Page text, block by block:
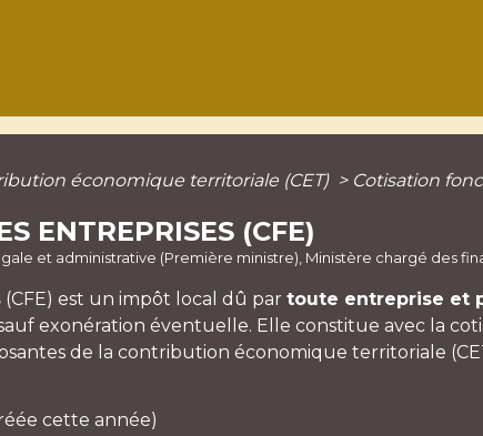
économique territoriale (CET) > Cotisation
ENTREPRISES (CFE)
et administrative (Première ministre), Ministère chargé des
(CFE) est un impôt local dû partoute entreprise et
exonération éventuelle. Elle constitue avec la
de la contribution économique territoriale
cette année)